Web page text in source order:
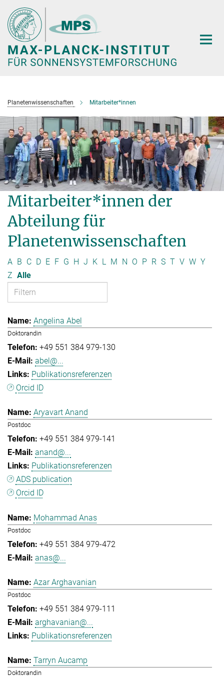
Hauptinhalt
Planetenwissenschaften Mitarbeiter*innen
Mitarbeiter*innen der
Abteilung für
Planetenwissenschaften
A B C D E F G H J K L M N O P R S T V W Y
Z Alle
Angelina Abel
Doktorandin
+49 551 384 979-130
abel@...
Publikationsreferenzen
Orcid ID
Aryavart Anand
Postdoc
+49 551 384 979-141
anand@...
Publikationsreferenzen
ADS publication
Orcid ID
Mohammad Anas
Postdoc
+49 551 384 979-472
anas@...
Azar Arghavanian
Postdoc
+49 551 384 979-111
arghavanian@...
Publikationsreferenzen
Tarryn Aucamp
Doktorandin